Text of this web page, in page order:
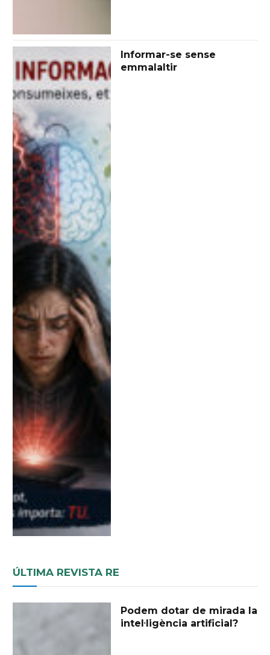
Informar-se sense
emmalaltir
ÚLTIMA REVISTA RE
Podem dotar de mirada la
intel·ligència artificial?